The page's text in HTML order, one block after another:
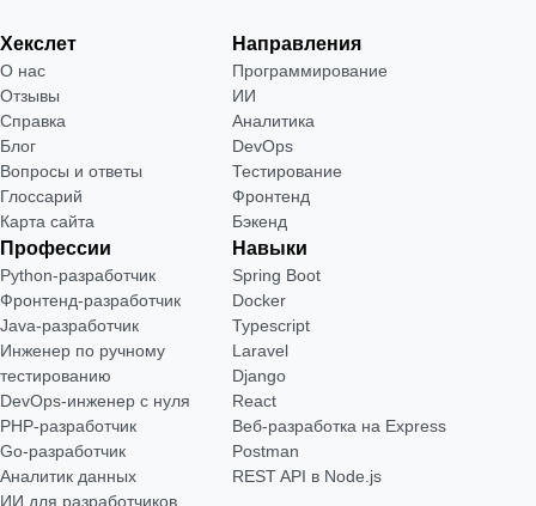
Хекслет
О нас
Отзывы
Справка
Блог
Вопросы и ответы
Глоссарий
Карта сайта
Направления
Программирование
ИИ
Аналитика
DevOps
Тестирование
Фронтенд
Бэкенд
Профессии
Python-разработчик
Фронтенд-разработчик
Java-разработчик
Инженер по ручному
тестированию
DevOps-инженер с нуля
РНР-разработчик
Go-разработчик
Аналитик данных
ИИ для разработчиков
Навыки
Spring Boot
Docker
Typescript
Laravel
Django
React
Веб-разработка на Express
Postman
REST API в Node.js